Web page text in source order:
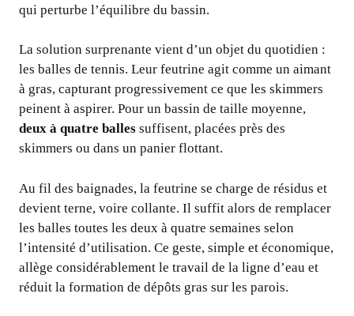
qui perturbe l’équilibre du bassin.
La solution surprenante vient d’un objet du quotidien :
les balles de tennis. Leur feutrine agit comme un aimant
à gras, capturant progressivement ce que les skimmers
peinent à aspirer. Pour un bassin de taille moyenne,
deux à quatre balles suffisent, placées près des
skimmers ou dans un panier flottant.
Au fil des baignades, la feutrine se charge de résidus et
devient terne, voire collante. Il suffit alors de remplacer
les balles toutes les deux à quatre semaines selon
l’intensité d’utilisation. Ce geste, simple et économique,
allège considérablement le travail de la ligne d’eau et
réduit la formation de dépôts gras sur les parois.